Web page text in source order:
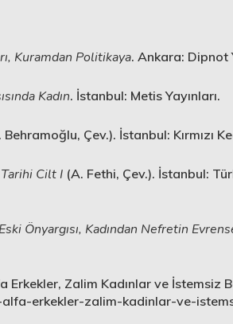
Kuramdan Politikaya. Ankara: Dipnot
Kadın. İstanbul: Metis Yayınları.
Behramoğlu, Çev.). İstanbul: Kırmızı
Tarihi Cilt I(A. Fethi, Çev.). İstanbul:
Önyargısı, Kadından Nefretin
Erkekler, Zalim Kadınlar ve İstemsiz
erkekler-zalim-kadinlar-ve-